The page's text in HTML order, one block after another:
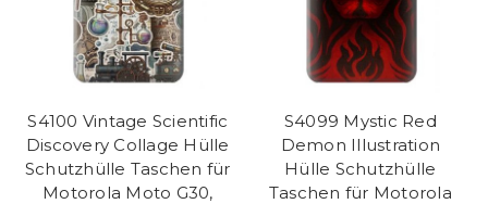
S4100 Vintage Scientific
Discovery Collage Hülle
Schutzhülle Taschen für
Motorola Moto G30,
S4099 Mystic Red
Demon Illustration
Hülle Schutzhülle
Taschen für Motorola